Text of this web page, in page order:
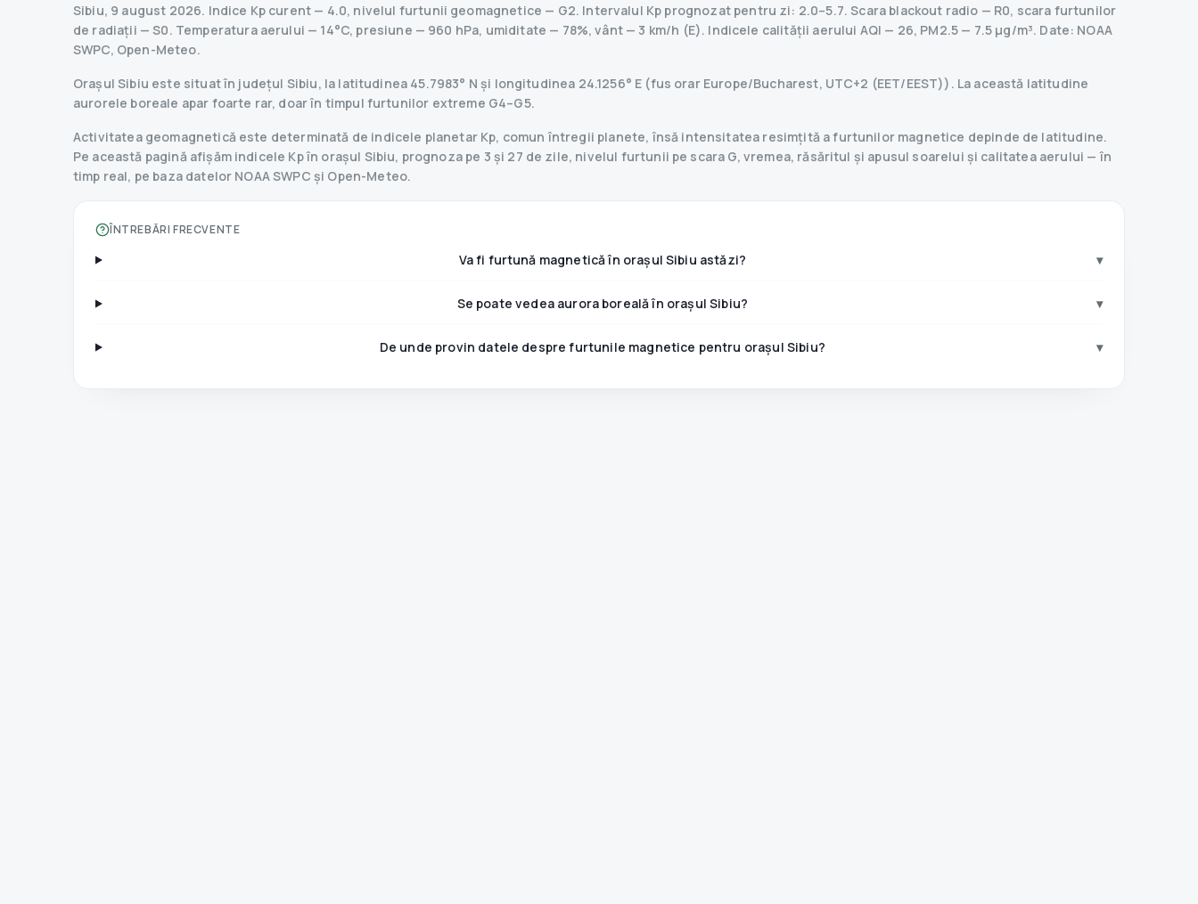
Sibiu, 9 august 2026. Indice Kp curent — 4.0, nivelul furtunii geomagnetice — G2. Intervalul Kp prognozat pentru zi: 2.0–5.7. Scara blackout radio — R0, scara furtunilor
de radiații — S0. Temperatura aerului — 14°C, presiune — 960 hPa, umiditate — 78%, vânt — 3 km/h (E). Indicele calității aerului AQI — 26, PM2.5 — 7.5 µg/m³. Date: NOAA
SWPC, Open-Meteo.
Orașul Sibiu este situat în județul Sibiu, la latitudinea 45.7983° N și longitudinea 24.1256° E (fus orar Europe/Bucharest, UTC+2 (EET/EEST)). La această latitudine
aurorele boreale apar foarte rar, doar în timpul furtunilor extreme G4–G5.
Activitatea geomagnetică este determinată de indicele planetar Kp, comun întregii planete, însă intensitatea resimțită a furtunilor magnetice depinde de latitudine.
Pe această pagină afișăm indicele Kp în orașul Sibiu, prognoza pe 3 și 27 de zile, nivelul furtunii pe scara G, vremea, răsăritul și apusul soarelui și calitatea aerului — în
timp real, pe baza datelor NOAA SWPC și Open-Meteo.
ÎNTREBĂRI FRECVENTE
Va fi furtună magnetică în orașul Sibiu astăzi? ▾
Se poate vedea aurora boreală în orașul Sibiu? ▾
De unde provin datele despre furtunile magnetice pentru orașul Sibiu? ▾